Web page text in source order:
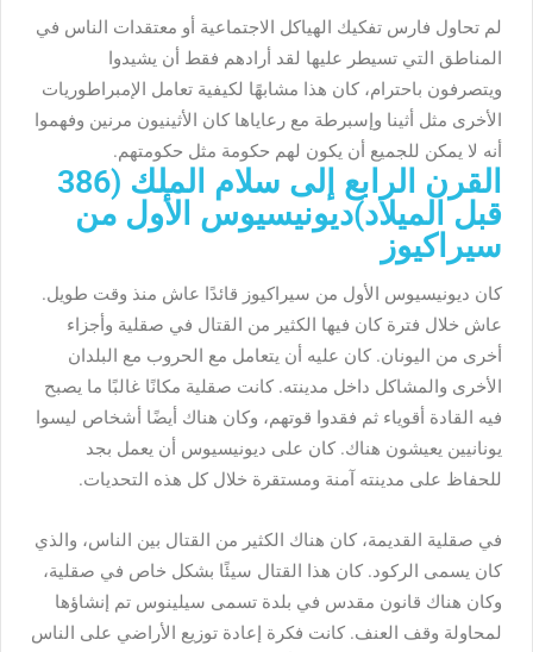
لم تحاول فارس تفكيك الهياكل الاجتماعية أو معتقدات الناس في
المناطق التي تسيطر عليها لقد أرادهم فقط أن يشيدوا
ويتصرفون باحترام، كان هذا مشابهًا لكيفية تعامل الإمبراطوريات
الأخرى مثل أثينا وإسبرطة مع رعاياها كان الأثينيون مرنين وفهموا
أنه لا يمكن للجميع أن يكون لهم حكومة مثل حكومتهم.
القرن الرابع إلى سلام الملك (386
قبل الميلاد)ديونيسيوس الأول من
سيراكيوز
كان ديونيسيوس الأول من سيراكيوز قائدًا عاش منذ وقت طويل.
عاش خلال فترة كان فيها الكثير من القتال في صقلية وأجزاء
أخرى من اليونان. كان عليه أن يتعامل مع الحروب مع البلدان
الأخرى والمشاكل داخل مدينته. كانت صقلية مكانًا غالبًا ما يصبح
فيه القادة أقوياء ثم فقدوا قوتهم، وكان هناك أيضًا أشخاص ليسوا
يونانيين يعيشون هناك. كان على ديونيسيوس أن يعمل بجد
للحفاظ على مدينته آمنة ومستقرة خلال كل هذه التحديات.
في صقلية القديمة، كان هناك الكثير من القتال بين الناس، والذي
كان يسمى الركود. كان هذا القتال سيئًا بشكل خاص في صقلية،
وكان هناك قانون مقدس في بلدة تسمى سيلينوس تم إنشاؤها
لمحاولة وقف العنف. كانت فكرة إعادة توزيع الأراضي على الناس